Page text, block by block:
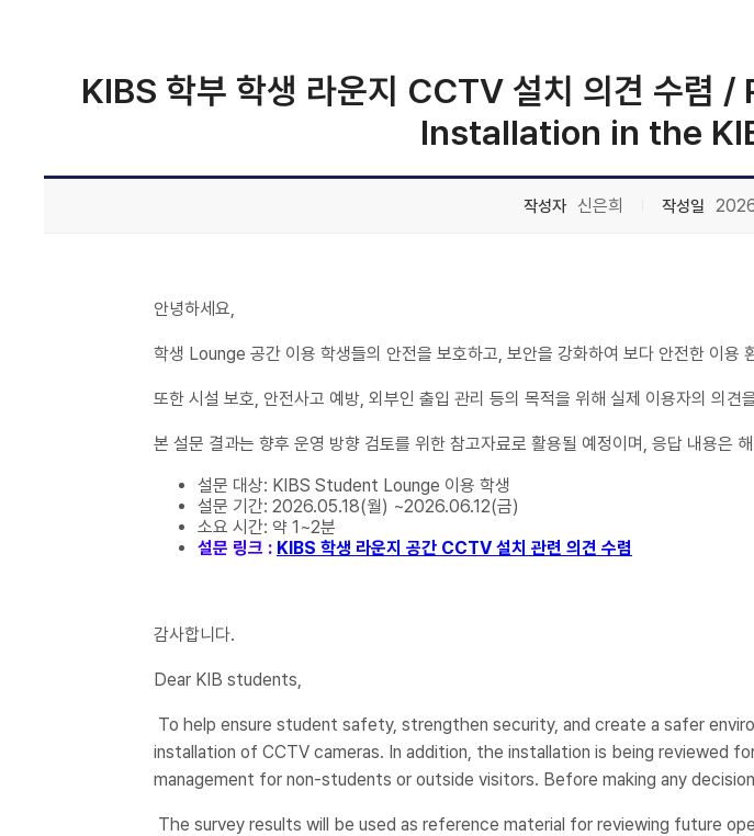
KIBS 학부 학생 라운지 CCTV 설치 의견 수
Installation in the
작성자 신은희 작성일
안녕하세요,
학생 Lounge 공간 이용 학생들의 안전을 보호하고, 보안을 강화하여 보다 안전한 이용
또한 시설 보호, 안전사고 예방, 외부인 출입 관리 등의 목적을 위해 실제 이용자의 의
본 설문 결과는 향후 운영 방향 검토를 위한 참고자료로 활용될 예정이며, 응답 내용은
설문 대상: KIBS Student Lounge 이용 학생
설문 기간: 2026.05.18(월) ~2026.06.12(금)
소요 시간: 약 1~2분
설문 링크 : KIBS 학생 라운지 공간 CCTV 설치 관련 의견 수렴
감사합니다.
Dear KIB students,
To help ensure student safety, strengthen security, and create a safer
installation of CCTV cameras. In addition, the installation is being reviewed
management for non-students or outside visitors. Before making any
The survey results will be used as reference material for reviewing future